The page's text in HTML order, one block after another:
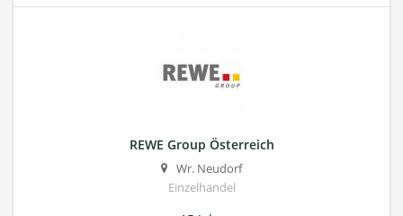
REWE Group Österreich
Wr. Neudorf
Einzelhandel